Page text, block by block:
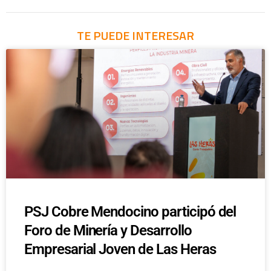
TE PUEDE INTERESAR
PSJ Cobre Mendocino participó del
Foro de Minería y Desarrollo
Empresarial Joven de Las Heras